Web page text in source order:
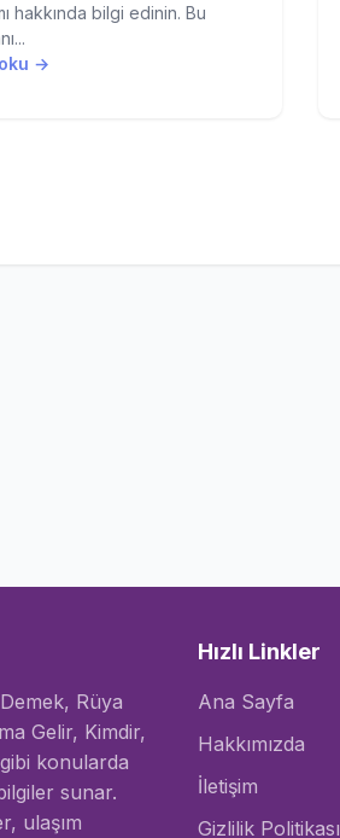
hakkında bilgi edinin. Bu
oku →
Rüya
Gelir, Kimdir,
konularda
sunar.
ulaşım
Hızlı Linkler
Ana Sayfa
Hakkımızda
İletişim
Gizlilik Politikası